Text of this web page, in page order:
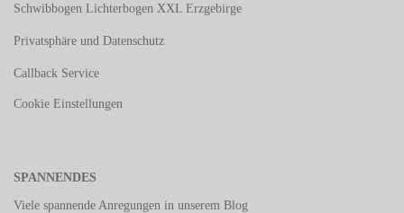
Schwibbogen Lichterbogen XXL Erzgebirge
Privatsphäre und Datenschutz
Callback Service
Cookie Einstellungen
SPANNENDES
Viele spannende Anregungen in unserem Blog